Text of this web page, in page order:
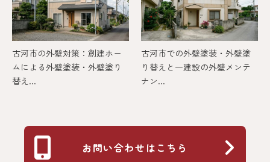
古河市の外壁対策：創建ホー
ムによる外壁塗装・外壁塗り
替え...
古河市での外壁塗装・外壁塗
り替えと一建設の外壁メンテ
ナン...
お問い合わせはこちら